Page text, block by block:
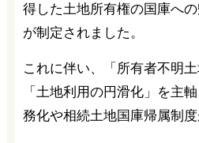
得した土地所有権の国庫への
が制定されました。
これに伴い、「所有者不明
「土地利用の円滑化」を主
務化や相続土地国庫帰属制度